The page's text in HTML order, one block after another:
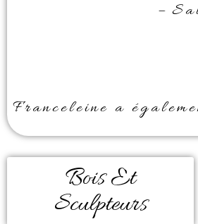
–
Franceleine a
Bois Et
Sculpteurs